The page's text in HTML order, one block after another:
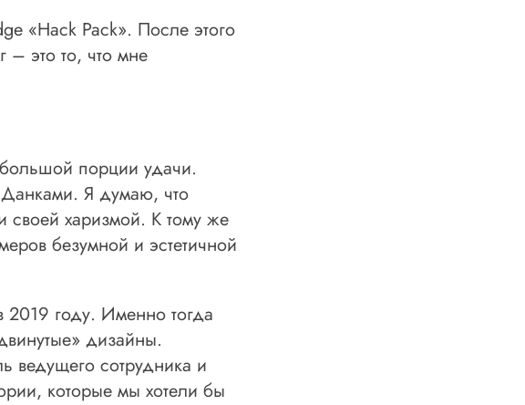
«Hack Pack». После этого
это то, что мне
порции удачи.
Данками. Я думаю, что
своей харизмой. К тому же
безумной и эстетичной
году. Именно тогда
дизайны.
ведущего сотрудника и
которые мы хотели бы